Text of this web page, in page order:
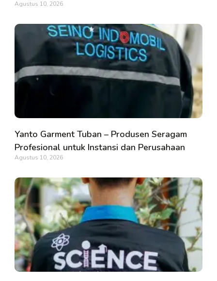
Agustus 10, 2026
Yanto Garment Tuban – Produsen Seragam
Profesional untuk Instansi dan Perusahaan
Agustus 10, 2026